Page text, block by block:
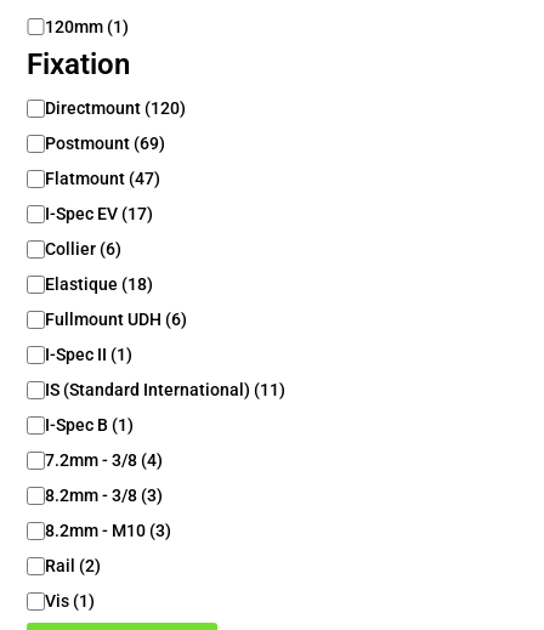
E
t
r
a
x
e
120mm (1)
Fixation
F
x
a
t
i
o
n
Directmount (120)
Postmount (69)
Flatmount (47)
I-Spec EV (17)
Collier (6)
Elastique (18)
Fullmount UDH (6)
I-Spec II (1)
IS (Standard International) (11)
I-Spec B (1)
7.2mm - 3/8 (4)
8.2mm - 3/8 (3)
8.2mm - M10 (3)
Rail (2)
Vis (1)